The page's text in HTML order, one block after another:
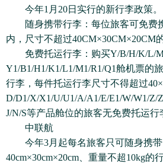
今年1月20日实行的新行李政策。
随身携带行李：每位旅客可免费
内，尺寸不超过40CM×30CM×20CM
免费托运行李：购买Y/B/H/K/L/
Y1/B1/H1/K1/L1/M1/R1/Q1舱机票的
行李，每件托运行李尺寸不得超过
D/D1/X/X1/U/U1/A/A1/E/E1/W/W1/Z/
J/N/S等产品舱位的旅客无免费托运行
中联航
今年3月起每名旅客只可随身携带
40cm×30cm×20cm、重量不超10kg的